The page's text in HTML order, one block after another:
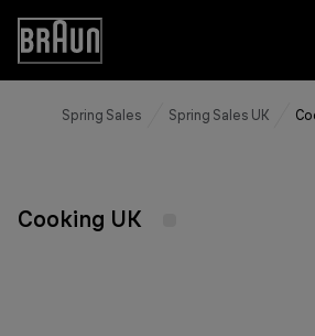
Skip
Content
Accessibility
Statement
Spring Sales Spring Sales UK
Cooking UK